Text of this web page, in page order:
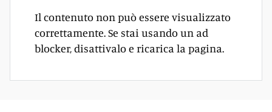
Il contenuto non può essere visualizzato
correttamente. Se stai usando un ad
blocker, disattivalo e ricarica la pagina.